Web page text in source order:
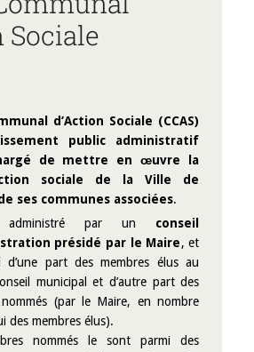
Sociale
d’Action Sociale (CCAS)
public administratif
de mettre en œuvre la
sociale de la Ville de
ses communes associées.
par un conseil
présidé par le Maire, et
d’une part des membres élus au
municipal et d’autre part des
nommés (par le Maire, en nombre
des membres élus).
nommés le sont parmi des